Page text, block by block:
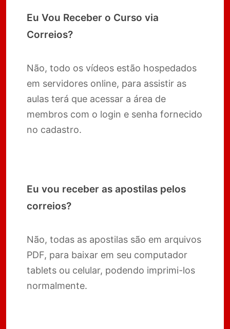
Eu Vou Receber o Curso via
Correios?
Não, todo os vídeos estão hospedados
em servidores online, para assistir as
aulas terá que acessar a área de
membros com o login e senha fornecido
no cadastro.
Eu vou receber as apostilas pelos
correios?
Não, todas as apostilas são em arquivos
PDF, para baixar em seu computador
tablets ou celular, podendo imprimi-los
normalmente.